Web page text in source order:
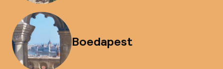
Boedapest